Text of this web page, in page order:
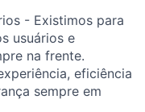
- Existimos para
usuários e
na frente.
eficiência
sempre em